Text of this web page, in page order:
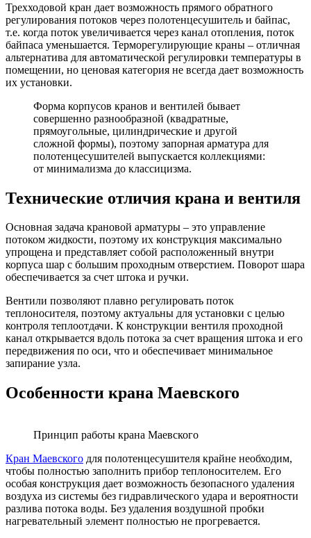
Трехходовой кран дает возможность прямого обратного
регулирования потоков через полотенцесушитель и байпас,
т.е. когда поток увеличивается через канал отопления, поток
байпаса уменьшается. Терморегулирующие краны – отличная
альтернатива для автоматической регулировки температуры в
помещении, но ценовая категория не всегда дает возможность
их установки.
Форма корпусов кранов и вентилей бывает
совершенно разнообразной (квадратные,
прямоугольные, цилиндрические и другой
сложной формы), поэтому запорная арматура для
полотенцесушителей выпускается коллекциями:
от минимализма до классицизма.
Технические отличия крана и вентиля
Основная задача крановой арматуры – это управление
потоком жидкости, поэтому их конструкция максимально
упрощена и представляет собой расположенный внутри
корпуса шар с большим проходным отверстием. Поворот шара
обеспечивается за счет штока и ручки.
Вентили позволяют плавно регулировать поток
теплоносителя, поэтому актуальны для установки с целью
контроля теплоотдачи. К конструкции вентиля проходной
канал открывается вдоль потока за счет вращения штока и его
передвижения по оси, что и обеспечивает минимальное
запирание узла.
Особенности крана Маевского
Принцип работы крана Маевского
Кран Маевского для полотенцесушителя крайне необходим,
чтобы полностью заполнить прибор теплоносителем. Его
особая конструкция дает возможность безопасного удаления
воздуха из системы без гидравлического удара и вероятности
разлива потока воды. Без удаления воздушной пробки
нагревательный элемент полностью не прогревается.